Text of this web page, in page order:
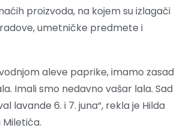
proizvoda, na kojem su izlagači
umetničke predmete i
aleve paprike, imamo zasad
Imali smo nedavno vašar lala. Sad
lavande 6. i 7. juna“, rekla je Hilda
Miletića.